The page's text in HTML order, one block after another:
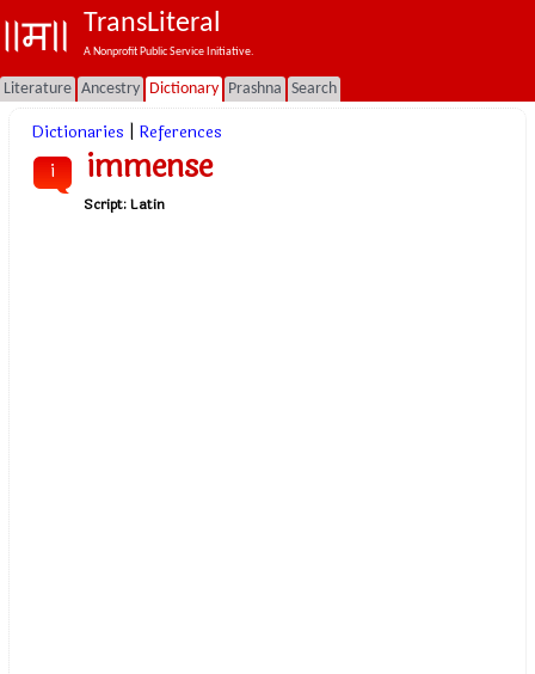
TransLiteral
A Nonprofit Public Service Initiative.
Literature Ancestry Dictionary Prashna Search
Dictionaries References
i immense
Script:Latin